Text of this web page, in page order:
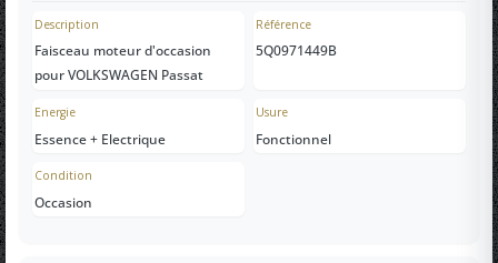
Description
Faisceau moteur d'occasion
pour VOLKSWAGEN Passat
Référence
5Q0971449B
Energie
Essence + Electrique
Usure
Fonctionnel
Condition
Occasion